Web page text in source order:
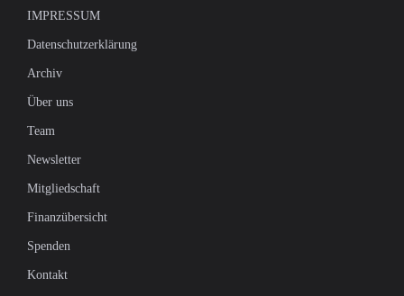
IMPRESSUM
Datenschutzerklärung
Archiv
Über uns
Team
Newsletter
Mitgliedschaft
Finanzübersicht
Spenden
Kontakt